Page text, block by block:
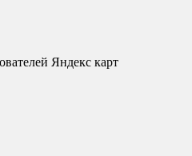
Яндекс карт